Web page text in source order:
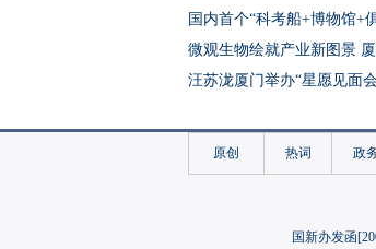
国内首个“科考船+博物馆+
微观生物绘就产业新图景
汪苏泷厦门举办“星愿见面
2026集美学村青年艺术设
坚守防线护万家 海投物业
原创 热词 政
国新办发函